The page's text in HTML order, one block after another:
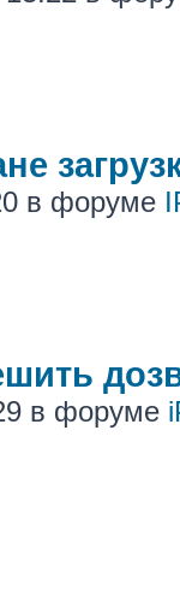
в форуме
в форуме